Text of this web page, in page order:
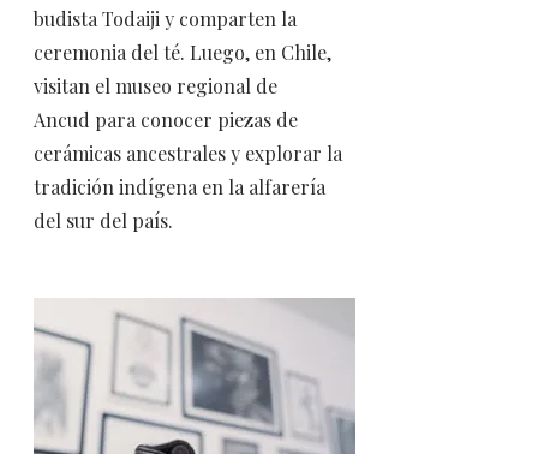
budista Todaiji y comparten la
ceremonia del té. Luego, en Chile,
visitan el museo regional de
Ancud para conocer piezas de
cerámicas ancestrales y explorar la
tradición indígena en la alfarería
del sur del país.